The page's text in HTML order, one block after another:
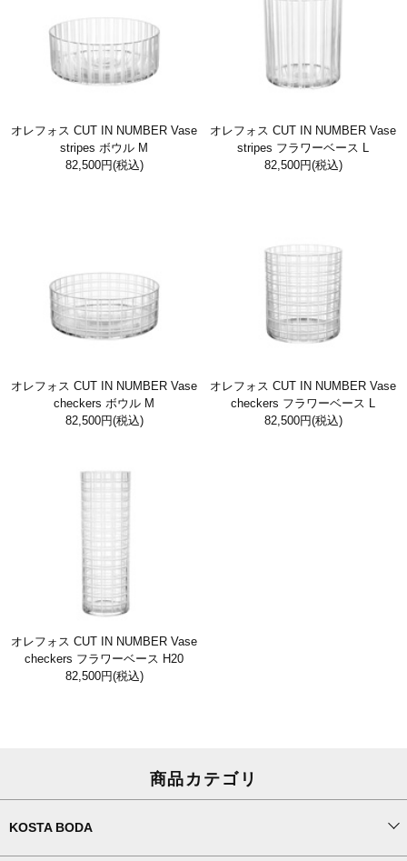
オレフォス CUT IN NUMBER Vase
stripes ボウル M
82,500円(税込)
オレフォス CUT IN NUMBER Vase
stripes フラワーベース L
82,500円(税込)
オレフォス CUT IN NUMBER Vase
checkers ボウル M
82,500円(税込)
オレフォス CUT IN NUMBER Vase
checkers フラワーベース L
82,500円(税込)
オレフォス CUT IN NUMBER Vase
checkers フラワーベース H20
82,500円(税込)
商品カテゴリ
KOSTA BODA